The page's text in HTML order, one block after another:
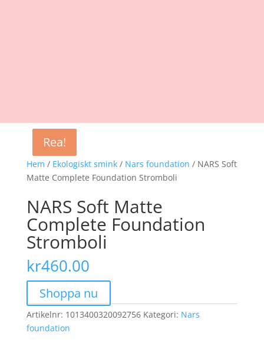
Hem / Ekologiskt smink/ Nars foundation / NARS Soft
Matte Complete Foundation Stromboli
NARS Soft Matte
Complete Foundation
Stromboli
kr460.00
Shoppa nu
Artikelnr: 1013400320092756 Kategori: Nars
foundation
Rea!
Rea!